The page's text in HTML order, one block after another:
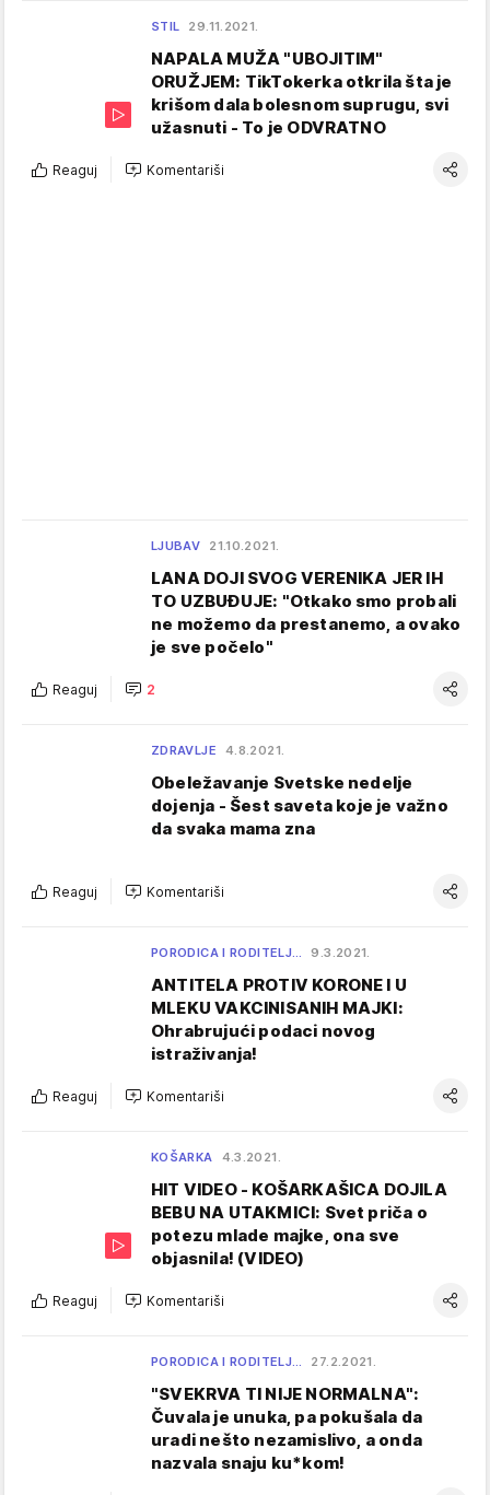
STIL 29.11.2021.
NAPALA MUŽA "UBOJITIM"
ORUŽJEM: TikTokerka otkrila šta je
krišom dala bolesnom suprugu, svi
užasnuti - To je ODVRATNO
Reaguj Komentariši
LJUBAV 21.10.2021.
LANA DOJI SVOG VERENIKA JER IH
TO UZBUĐUJE: "Otkako smo probali
ne možemo da prestanemo, a ovako
je sve počelo"
Reaguj 2
ZDRAVLJE 4.8.2021.
Obeležavanje Svetske nedelje
dojenja - Šest saveta koje je važno
da svaka mama zna
Reaguj Komentariši
PORODICA I RODITELJ… 9.3.2021.
ANTITELA PROTIV KORONE I U
MLEKU VAKCINISANIH MAJKI:
Ohrabrujući podaci novog
istraživanja!
Reaguj Komentariši
KOŠARKA 4.3.2021.
HIT VIDEO - KOŠARKAŠICA DOJILA
BEBU NA UTAKMICI: Svet priča o
potezu mlade majke, ona sve
objasnila! (VIDEO)
Reaguj Komentariši
PORODICA I RODITELJ… 27.2.2021.
"SVEKRVA TI NIJE NORMALNA":
Čuvala je unuka, pa pokušala da
uradi nešto nezamislivo, a onda
nazvala snaju ku*kom!